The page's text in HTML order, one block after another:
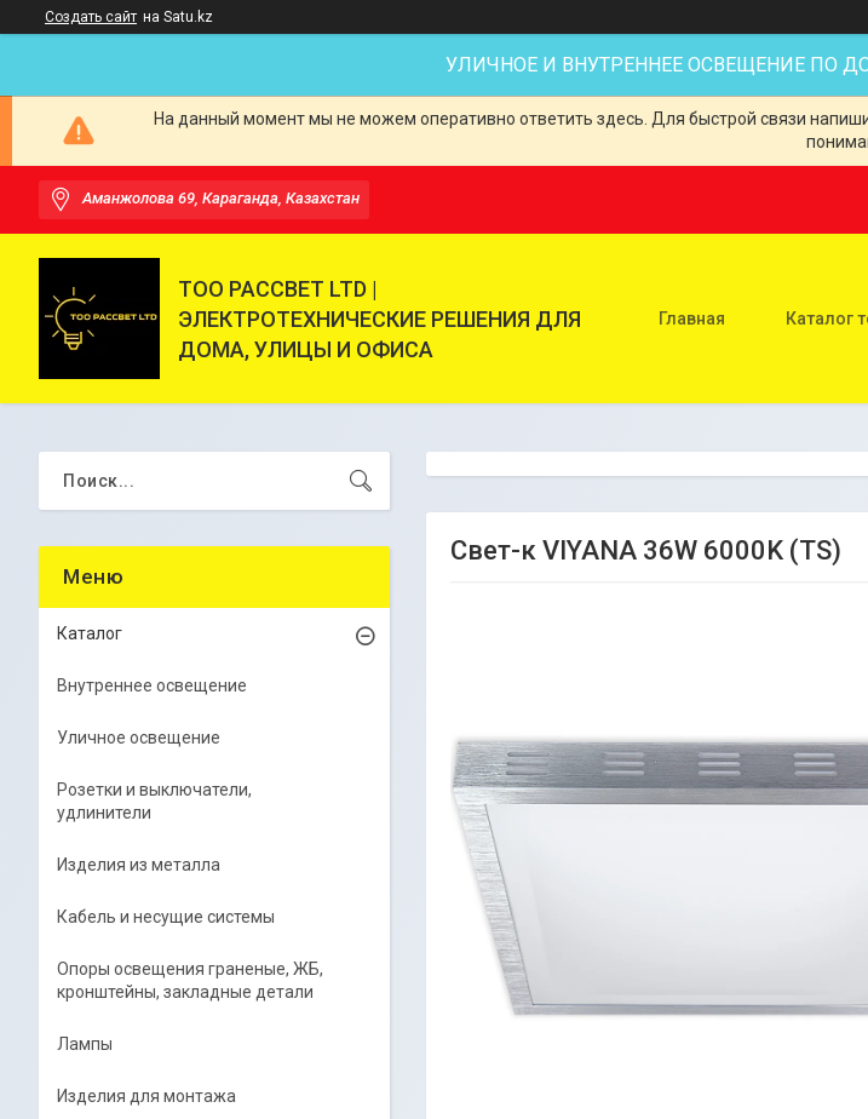
Создать сайт на Satu.kz
УЛИЧНОЕ И ВНУТРЕННЕЕ ОСВЕЩЕНИЕ ПО
На данный момент мы не можем оперативно ответить здесь. Для быстрой связи
Аманжолова 69, Караганда, Казахстан
ТОО РАССВЕТ LTD |
ЭЛЕКТРОТЕХНИЧЕСКИЕ РЕШЕНИЯ ДЛЯ
ДОМА, УЛИЦЫ И ОФИСА
Главная Каталог
Свет-к VIYANA 36W 6000K (TS)
Каталог
Внутреннее освещение
Уличное освещение
Розетки и выключатели,
удлинители
Изделия из металла
Кабель и несущие системы
Опоры освещения граненые, ЖБ,
кронштейны, закладные детали
Лампы
Изделия для монтажа